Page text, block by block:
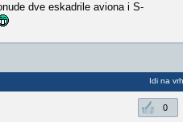
dve eskadrile aviona i S-
Idi na vrh
0